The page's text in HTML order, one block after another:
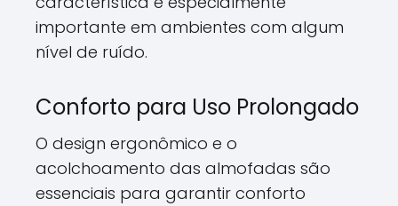
importante em ambientes com algum
nível de ruído.
Conforto para Uso Prolongado
O design ergonômico e o
acolchoamento das almofadas são
essenciais para garantir conforto